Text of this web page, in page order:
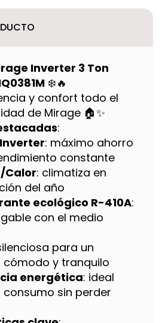
Inverter 3 Ton
❄️🔥
y confort todo el
de Mirage 🏠✨
:
: máximo ahorro
constante
Calor: climatiza en
del año
ecológico R-410A:
con el medio
para un
y tranquilo
energética: ideal
sin perder